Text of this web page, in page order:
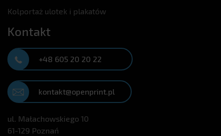
Kolportaż ulotek i plakatów
Kontakt
+48 605 20 20 22
kontakt@openprint.pl
ul. Małachowskiego 10
61-129 Poznań